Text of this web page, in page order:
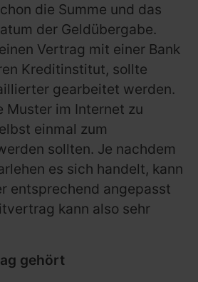
die Summe und das
der Geldübergabe.
Vertrag mit einer Bank
Kreditinstitut, sollte
gearbeitet werden.
Muster im Internet zu
einmal zum
sollten. Je nachdem
es sich handelt, kann
entsprechend angepasst
kann also sehr
gehört